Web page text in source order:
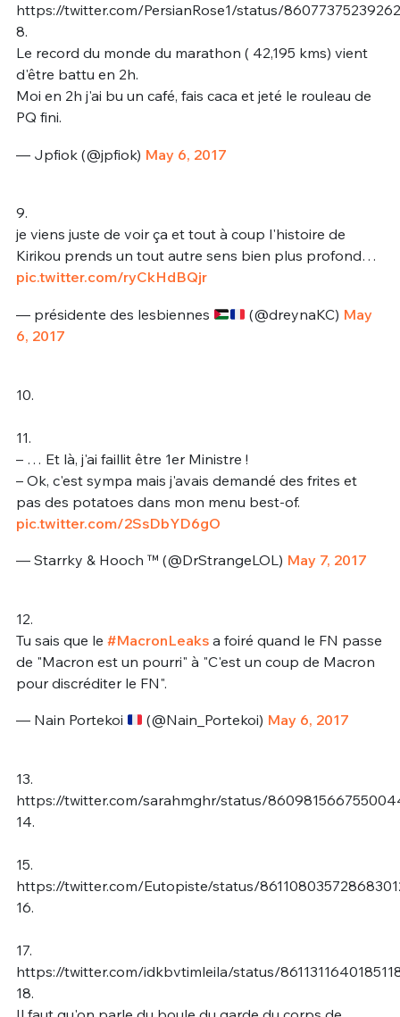
https://twitter.com/PersianRose1/status/
8.
Le record du monde du marathon ( 42,195 kms) vient
d'être battu en 2h.
Moi en 2h j'ai bu un café, fais caca et jeté le rouleau de
PQ fini.
— Jpfiok (@jpfiok) May 6, 2017
9.
je viens juste de voir ça et tout à coup l'histoire de
Kirikou prends un tout autre sens bien plus profond…
pic.twitter.com/ryCkHdBQjr
— présidente des lesbiennes (@dreynaKC) May
6, 2017
10.
11.
– … Et là, j'ai faillit être 1er Ministre !
– Ok, c'est sympa mais j'avais demandé des frites et
pas des potatoes dans mon menu best-of.
pic.twitter.com/2SsDbYD6gO
— Starrky & Hooch ™️ (@DrStrangeLOL) May 7, 2017
12.
Tu sais que le #MacronLeaksa foiré quand le FN passe
de "Macron est un pourri" à "C'est un coup de Macron
pour discréditer le FN".
— Nain Portekoi (@Nain_Portekoi) May 6, 2017
13.
https://twitter.com/sarahmghr/status/
14.
15.
https://twitter.com/Eutopiste/status/
16.
17.
https://twitter.com/idkbvtimleila/status/
18.